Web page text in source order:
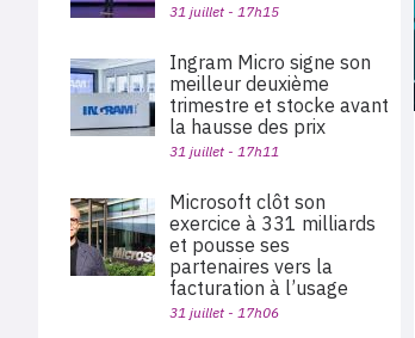
31 juillet - 17h15
Ingram Micro signe son
meilleur deuxième
trimestre et stocke avant
la hausse des prix
31 juillet - 17h11
Microsoft clôt son
exercice à 331 milliards
et pousse ses
partenaires vers la
facturation à l’usage
31 juillet - 17h06